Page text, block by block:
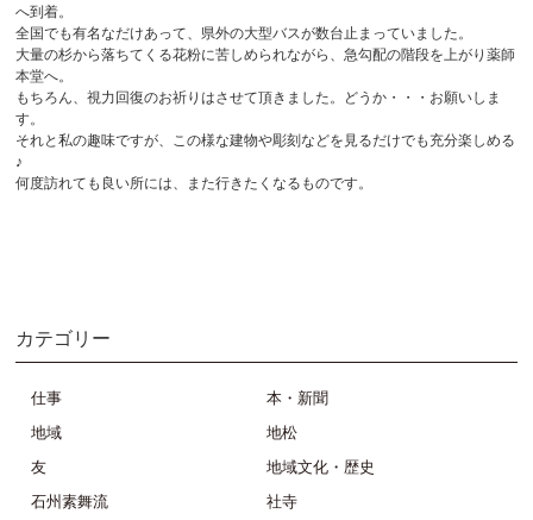
へ到着。
全国でも有名なだけあって、県外の大型バスが数台止まっていました。
大量の杉から落ちてくる花粉に苦しめられながら、急勾配の階段を上がり薬師
本堂へ。
もちろん、視力回復のお祈りはさせて頂きました。どうか・・・お願いしま
す。
それと私の趣味ですが、この様な建物や彫刻などを見るだけでも充分楽しめる
♪
何度訪れても良い所には、また行きたくなるものです。
カテゴリー
仕事
本・新聞
地域
地松
友
地域文化・歴史
石州素舞流
社寺